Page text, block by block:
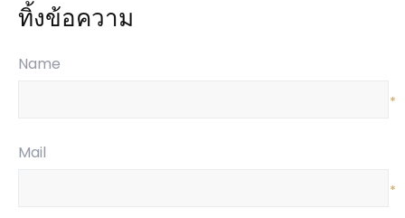
ทิ้งข้อความ
Name
*
Mail
*